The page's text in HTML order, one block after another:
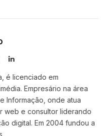
LinkedIn
é licenciado em
Empresário na área
Informação, onde atua
web e consultor liderando
digital. Em 2004 fundou a